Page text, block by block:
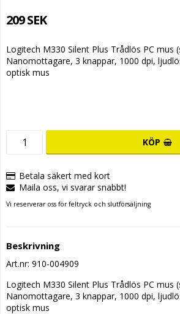
209 SEK
Logitech M330 Silent Plus Trådlös PC mus
Nanomottagare, 3 knappar, 1000 dpi,
optisk mus
KÖP
Betala säkert med kort
Maila oss, vi svarar snabbt!
Vi reserverar oss för feltryck och slutförsäljning
Beskrivning
Art.nr: 910-004909
Logitech M330 Silent Plus Trådlös PC mus
Nanomottagare, 3 knappar, 1000 dpi,
optisk mus